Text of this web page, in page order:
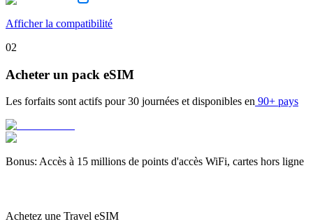
Afficher la compatibilité
02
Acheter un pack eSIM
Les forfaits sont actifs pour 30 journées et disponibles en 90+ pays
Bonus: Accès à 15 millions de points d'accès WiFi, cartes hors ligne
Achetez une Travel eSIM